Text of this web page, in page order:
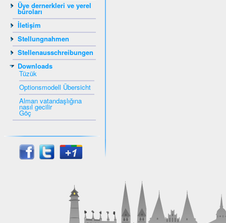
Üye dernerkleri ve yerel
büroları
İletişim
Stellungnahmen
Stellenausschreibungen
Downloads
Tüzük
Optionsmodell Übersicht
Alman vatandaşlığına
nasıl gecilir
Göç